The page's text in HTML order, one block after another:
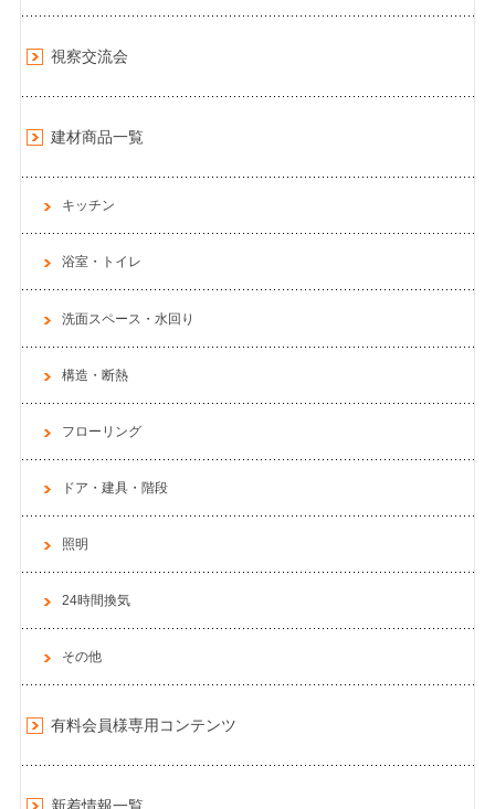
視察交流会
建材商品一覧
キッチン
浴室・トイレ
洗面スペース・水回り
構造・断熱
フローリング
ドア・建具・階段
照明
24時間換気
その他
有料会員様専用コンテンツ